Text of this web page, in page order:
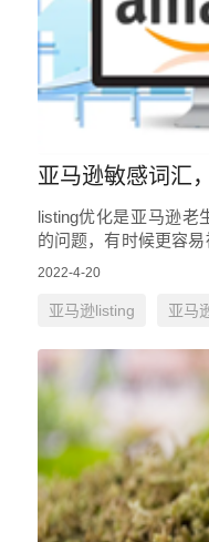
亚马逊敏感词汇
listing优化是亚马逊老
的问题，有时候更容
些敏感词是绝对不能
2022-4-20
亚马逊listing 亚马